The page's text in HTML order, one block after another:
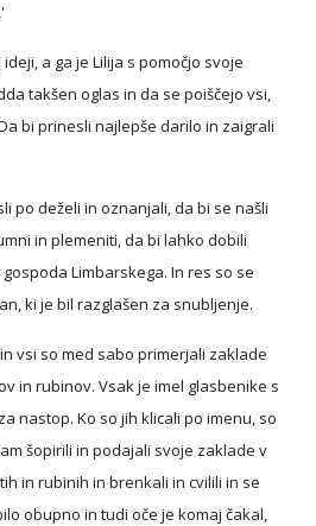
a ga je Lilija s pomočjo svoje
takšen oglas in da se poiščejo vsi,
bi prinesli najlepše darilo in zaigrali
po deželi in oznanjali, da bi se našli
in plemeniti, da bi lahko dobili
Limbarskega. In res so se
ki je bil razglašen za snubljenje.
vsi so med sabo primerjali zaklade
in rubinov. Vsak je imel glasbenike s
nastop. Ko so jih klicali po imenu, so
šopirili in podajali svoje zaklade v
in rubinih in brenkali in cvilili in se
obupno in tudi oče je komaj čakal,